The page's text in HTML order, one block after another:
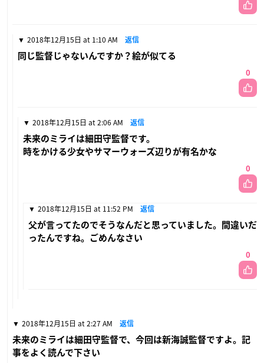
2018年12月15日 at 1:10 AM 返信
同じ監督じゃないんですか？絵が似てる
0
2018年12月15日 at 2:06 AM 返信
未来のミライは細田守監督です。
時をかける少女やサマーウォーズ辺りが有名かな
0
2018年12月15日 at 11:52 PM 返信
父が言ってたのでそうなんだと思っていました。間違いだ
ったんですね。ごめんなさい
0
2018年12月15日 at 2:27 AM 返信
未来のミライは細田守監督で、今回は新海誠監督ですよ。記
事をよく読んで下さい